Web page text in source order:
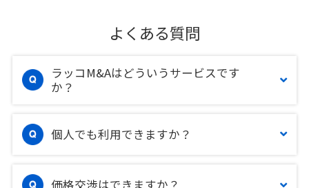
よくある質問
ラッコM&Aはどういうサービスです
か？
個人でも利用できますか？
価格交渉はできますか？